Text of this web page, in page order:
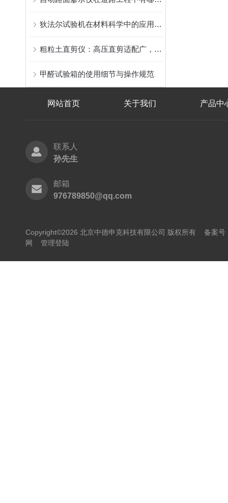
狄法尔试验机在材料科学中的应用是什么？
粗粒土直剪仪：高压直剪适配广，精准测粗粒土抗剪强度
甲醛试验箱的使用细节与操作规范
网站首页 关于我们 产品中
联系人
孙先生
邮箱
976789850@qq.com
Copyright©2026 北京中德申克科技有限公司 版权所有 备案号
网
管理登陆